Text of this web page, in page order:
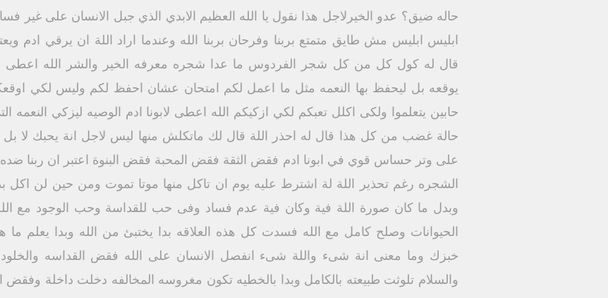
حاله ضيق؟ عدو الخيرلاجل هذا نقول يا الله العظيم الابدي الذي جبل الانسان على غير
ابليس ابليس مش طايق متمتع بربنا وفرحان بربنا الله وعندما اراد اللة ان يرقي ادم
قال له كول كل من كل شجر الفردوس ما عدا شجره معرفه الخير والشر الله اعطى
يوقعه بل ليحفظ بها النعمه مثل ما اعمل لكم امتحان عشان احفظ لكم وليس لكي
حابين يتعلموا ولكى اكلل تعبكم لكي ازكيكم الله اعطى لابونا ادم الوصيه ليزكي
حالة غضب من كل هذا قال له احذر اللة قال لك ماتكلش منها ليس لاجل انة يحبك لا بل
على وتر حساس قوي في ابونا ادم فقض الثقة فقض المحبة فقض البنوة اعتبر ان ربنا ضده
الشجره رغم تحذير اللة لة اشترط عليه يوم ان تاكل منها موتا تموت ومن حين لن اكل
وبدل ما كان صورة اللة فية وكان فية عدم فساد وفى حب للقداسة وحب الوجود مع
الحيوانات وصلح كامل مع الله فسدت كل هذه العلاقه بدا يختبئ من الله وبدا يعلم
خبزك وما معنى انة شىء واللة شىء انفصل الانسان على الله فقض القداسه
والسلام تلوثت طبيعته بالكامل وبدا بالخطيه تكون مغروسه المخالفه دخلت داخلة وفقض